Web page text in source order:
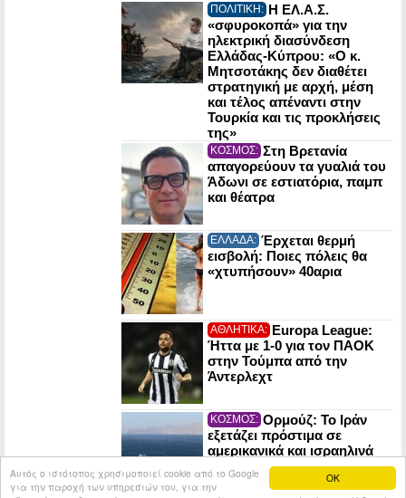
OK
Αυτός ο ιστότοπος χρησιμοποιεί cookie από το Google
για την παροχή των υπηρεσιών του, για την
ΠΟΛΙΤΙΚΗ: Η ΕΛ.Α.Σ.
«σφυροκοπά» για την
ηλεκτρική διασύνδεση
Ελλάδας-Κύπρου: «Ο κ.
Μητσοτάκης δεν διαθέτει
στρατηγική με αρχή, μέση
και τέλος απέναντι στην
Τουρκία και τις προκλήσεις
της»
ΚΟΣΜΟΣ: Στη Βρετανία
απαγορεύουν τα γυαλιά του
Άδωνι σε εστιατόρια, παμπ
και θέατρα
ΕΛΛΑΔΑ: Έρχεται θερμή
εισβολή: Ποιες πόλεις θα
«χτυπήσουν» 40αρια
ΑΘΛΗΤΙΚΑ: Europa League:
Ήττα με 1-0 για τον ΠΑΟΚ
στην Τούμπα από την
Άντερλεχτ
ΚΟΣΜΟΣ: Ορμούζ: Το Ιράν
εξετάζει πρόστιμα σε
αμερικανικά και ισραηλινά
πλοία που θα το διασχίζουν